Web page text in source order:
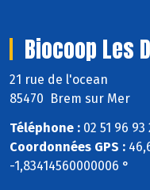
Biocoop Les
21 rue de l'ocean
85470 Brem sur Mer
Téléphone : 02 51 96 93
Coordonnées GPS :
-1,83414560000006 °